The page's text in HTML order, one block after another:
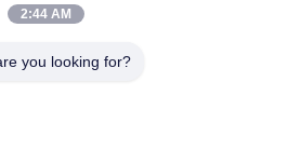
Señalización con
2:44 AM
you looking for?